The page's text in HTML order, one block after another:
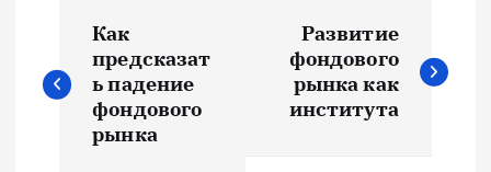
а
Как
предсказат
ь падение
фондового
рынка
Развитие
фондового
рынка как
института